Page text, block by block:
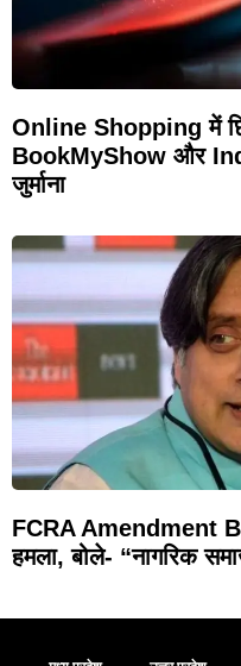
Online Shopping में
BookMyShow और
जुर्माना
FCRA Amendment
हमला, बोले- “नागरिक